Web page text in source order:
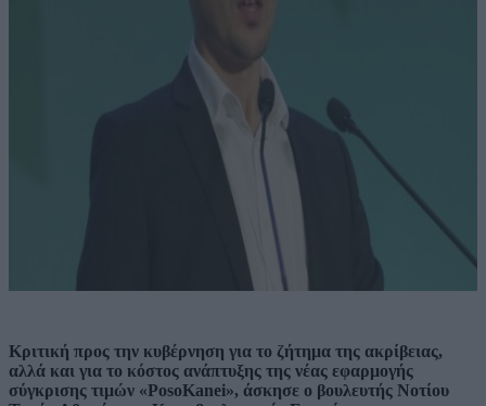
Κριτική προς την κυβέρνηση για το ζήτημα της ακρίβειας,
αλλά και για το κόστος ανάπτυξης της νέας εφαρμογής
σύγκρισης τιμών «PosoKanei», άσκησε ο βουλευτής Νοτίου